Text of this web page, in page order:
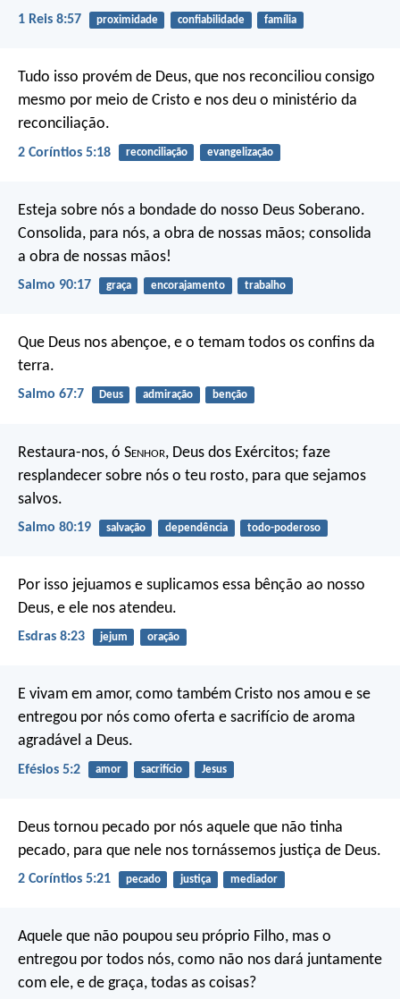
1 Reis 8:57 proximidade confiabilidade família
Tudo isso provém de Deus, que nos reconciliou consigo
mesmo por meio de Cristo e nos deu o ministério da
reconciliação.
2 Coríntios 5:18 reconciliação evangelização
Esteja sobre nós a bondade do nosso Deus Soberano.
Consolida, para nós, a obra de nossas mãos; consolida
a obra de nossas mãos!
Salmo 90:17 graça encorajamento trabalho
Que Deus nos abençoe, e o temam todos os confins da
terra.
Salmo 67:7 Deus admiração benção
Restaura-nos, ó Senhor, Deus dos Exércitos; faze
resplandecer sobre nós o teu rosto, para que sejamos
salvos.
Salmo 80:19 salvação dependência todo-poderoso
Por isso jejuamos e suplicamos essa bênção ao nosso
Deus, e ele nos atendeu.
Esdras 8:23 jejum oração
E vivam em amor, como também Cristo nos amou e se
entregou por nós como oferta e sacrifício de aroma
agradável a Deus.
Efésios 5:2 amor sacrifício Jesus
Deus tornou pecado por nós aquele que não tinha
pecado, para que nele nos tornássemos justiça de Deus.
2 Coríntios 5:21 pecado justiça mediador
Aquele que não poupou seu próprio Filho, mas o
entregou por todos nós, como não nos dará juntamente
com ele, e de graça, todas as coisas?